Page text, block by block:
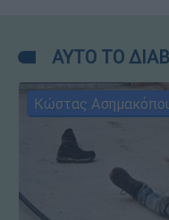
ΑΥΤΟ ΤΟ
Κώστας